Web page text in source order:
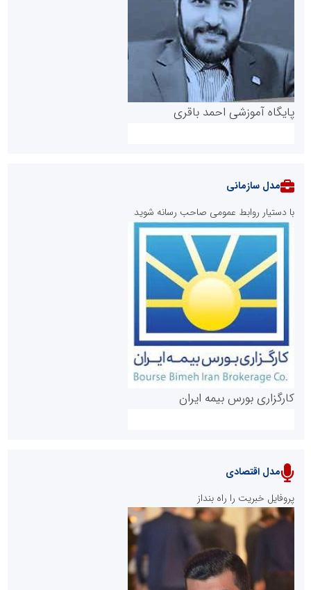
پایگاه آموزشی احمد باقری
روابط عمومی خبرگزاری گزارش خبر
پایگاه خبری نهضت ملی مسکن
مدل سازمانی
با دستیار روابط عمومی صاحب رسانه شوید
کارگزاری بورس بیمه ایران
سازمان بورس و اوراق بهادار
مدل اقتصادی
پروفایل خبریت را راه بنداز